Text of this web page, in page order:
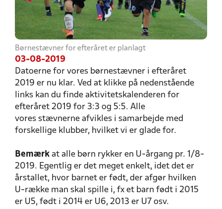
Børnestævner for efteråret er planlagt
03-08-2019
Datoerne for vores børnestævner i efteråret
2019 er nu klar. Ved at klikke på nedenstående
links kan du finde aktivitetskalenderen for
efteråret 2019 for 3:3 og 5:5. Alle
vores stævnerne afvikles i samarbejde med
forskellige klubber, hvilket vi er glade for.
Bemærk at alle børn rykker en U-årgang pr. 1/8-
2019. Egentlig er det meget enkelt, idet det er
årstallet, hvor barnet er født, der afgør hvilken
U-række man skal spille i, fx et barn født i 2015
er U5, født i 2014 er U6, 2013 er U7 osv.